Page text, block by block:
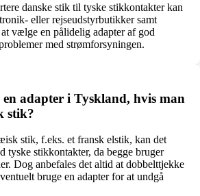
danske stik til tyske stikkontakter kan
eller rejseudstyrbutikker samt
vælge en pålidelig adapter af god
med strømforsyningen.
adapter i Tyskland, hvis man
stik?
stik, f.eks. et fransk elstik, kan det
tyske stikkontakter, da begge bruger
Dog anbefales det altid at dobbelttjekke
bruge en adapter for at undgå